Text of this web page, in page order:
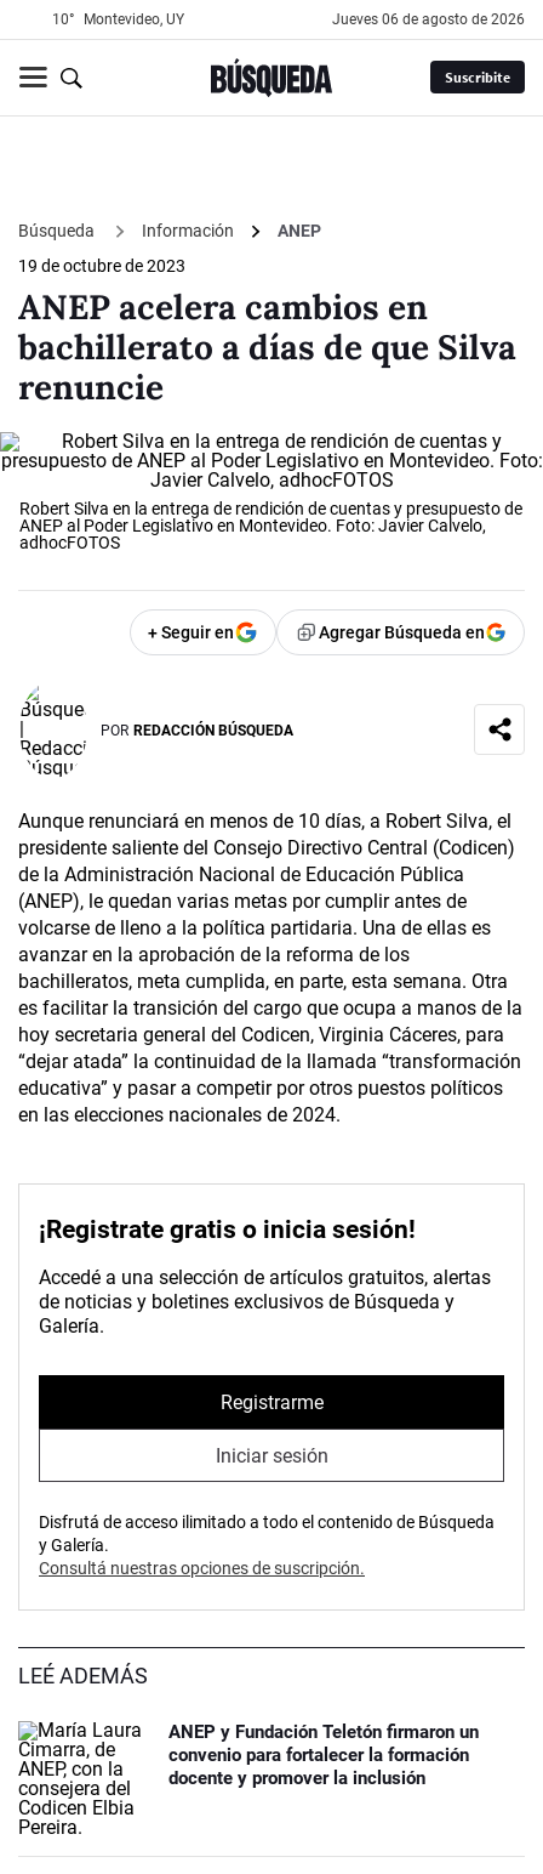
10° Montevideo, UY jueves 06 de agosto de 2026
Suscribite
Búsqueda Información
ANEP
19 de octubre de 2023
ANEP acelera cambios en
bachillerato a días de que Silva
renuncie
Robert Silva en la entrega de rendición de cuentas y presupuesto de
ANEP al Poder Legislativo en Montevideo. Foto: Javier Calvelo,
adhocFOTOS
+ Seguir en Agregar Búsqueda en
POR REDACCIÓN BÚSQUEDA
Aunque renunciará en menos de 10 días, a Robert Silva, el
presidente saliente del Consejo Directivo Central (Codicen)
de la Administración Nacional de Educación Pública
(ANEP), le quedan varias metas por cumplir antes de
volcarse de lleno a la política partidaria. Una de ellas es
avanzar en la aprobación de la reforma de los
bachilleratos, meta cumplida, en parte, esta semana. Otra
es facilitar la transición del cargo que ocupa a manos de la
hoy secretaria general del Codicen, Virginia Cáceres, para
“dejar atada” la continuidad de la llamada “transformación
educativa” y pasar a competir por otros puestos políticos
en las elecciones nacionales de 2024.
¡Registrate gratis o inicia sesión!
Accedé a una selección de artículos gratuitos, alertas
de noticias y boletines exclusivos de Búsqueda y
Galería.
Registrarme
Iniciar sesión
Disfrutá de acceso ilimitado a todo el contenido de Búsqueda
y Galería.
Consultá nuestras opciones de suscripción.
LEÉ ADEMÁS
ANEP y Fundación Teletón firmaron un
convenio para fortalecer la formación
docente y promover la inclusión